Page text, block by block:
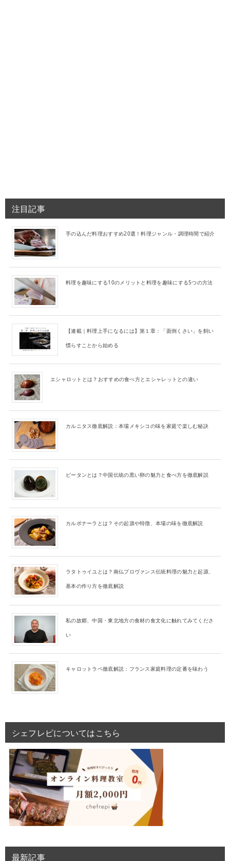
注目記事
手の込んだ料理おすすめ20選！料理ジャンル・調理時間で紹介
料理を趣味にする10のメリットと料理を趣味にする5つの方法
【連載｜料理上手になるには】第１章：「面倒くさい」を飼い
慣らすことから始める
エシャロットとは？おすすめの食べ方とエシャレットとの違い
カルニタス徹底解説：本場メキシコの味を家庭で楽しむ秘訣
ピータンとは？中国伝統の黒い卵の魅力と食べ方を徹底解説
カルボナーラとは？その起源や特徴、本場の味を徹底解説
ラタトゥイユとは？南仏プロヴァンス伝統料理の魅力と起源、
基本の作り方を徹底解説
私の故郷、中国・東北地方の食材の食文化に触れてみてくださ
い
キャロットラペ徹底解説：フランス家庭料理の定番を味わう
シェフレピについてはこちら
最新記事